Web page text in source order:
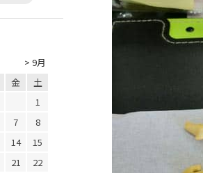
> 9月
金
土
1
7
8
14
15
21 22